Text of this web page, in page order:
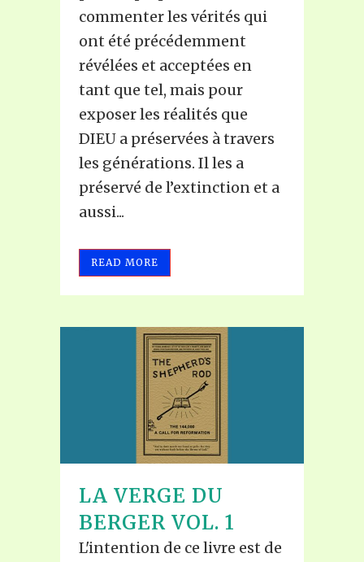
commenter les vérités qui
ont été précédemment
révélées et acceptées en
tant que tel, mais pour
exposer les réalités que
DIEU a préservées à travers
les générations. Il les a
préservé de l’extinction et a
aussi...
READ MORE
LA VERGE DU
BERGER VOL. 1
L'intention de ce livre est de